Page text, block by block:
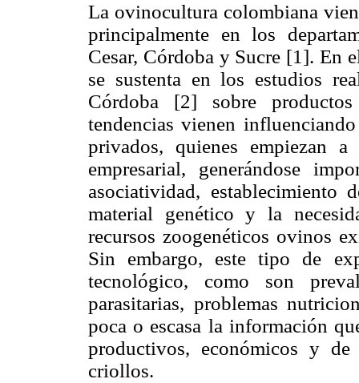
La ovinocultura colombiana
principalmente en los
Cesar, Córdoba y Sucre [1]. En
se sustenta en los estudios
Córdoba [2] sobre
tendencias vienen
privados, quienes empiezan
empresarial, generándose
asociatividad, establecimiento
material genético y la
recursos zoogenéticos ovinos
Sin embargo, este tipo de
tecnológico, como son
parasitarias, problemas
poca o escasa la información
productivos, económicos y
criollos.